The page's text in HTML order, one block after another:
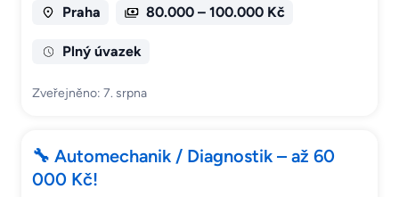
Praha 80.000 – 100.000 Kč
Plný úvazek
Zveřejněno: 7. srpna
🔧 Automechanik / Diagnostik – až 60
000 Kč!